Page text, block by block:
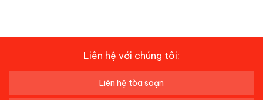
Liên hệ với chúng tôi:
Liên hệ tòa soạn